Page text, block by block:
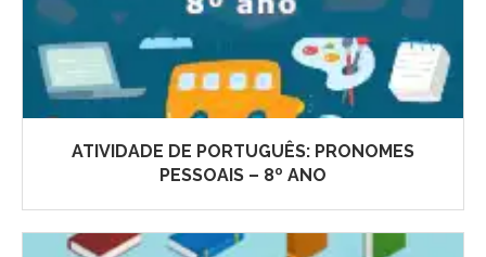
ATIVIDADE DE PORTUGUÊS: PRONOMES
PESSOAIS – 8º ANO